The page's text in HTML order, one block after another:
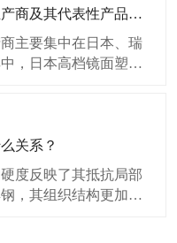
国内外主要的镜面塑料模具钢生产商及其代表性产品有哪些特点？
主要集中在日本、瑞
，日本高档镜面塑料
等钢种. 中国抚顺特钢
关系？
度反映了其抵抗局部
，其组织结构更加致